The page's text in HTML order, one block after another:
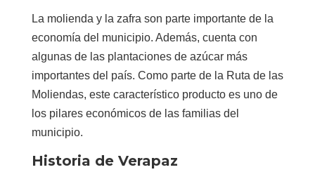
La molienda y la zafra son parte importante de la
economía del municipio. Además, cuenta con
algunas de las plantaciones de azúcar más
importantes del país. Como parte de la Ruta de las
Moliendas, este característico producto es uno de
los pilares económicos de las familias del
municipio.
Historia de Verapaz